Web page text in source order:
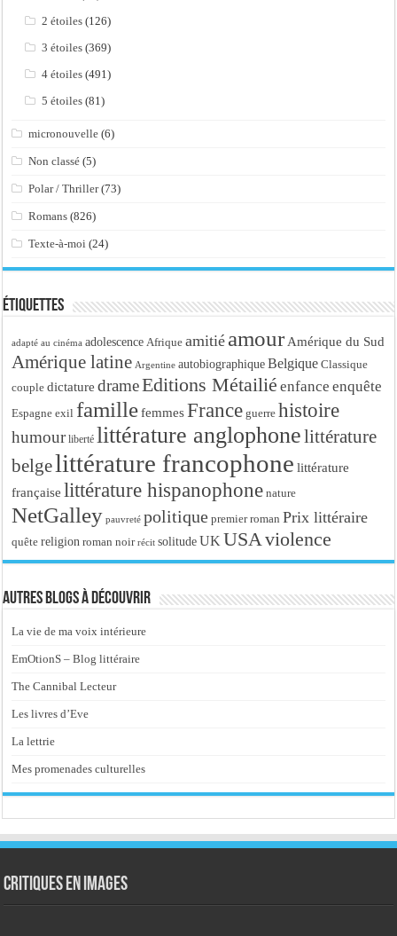
2 étoiles (126)
3 étoiles (369)
4 étoiles (491)
5 étoiles (81)
micronouvelle (6)
Non classé (5)
Polar / Thriller(73)
Romans (826)
Texte-à-moi (24)
Étiquettes
adapté au cinéma adolescence Afrique amitié amour Amérique du Sud
Amérique latine Argentine autobiographique Belgique Classique
couple dictature drameEditions Métailié enfance enquête
Espagne exil famille femmes France guerre histoire
humour liberté littérature anglophonelittérature
belgelittérature francophone littérature
française littérature hispanophone nature
NetGalley pauvreté politique premier roman Prix littéraire
quête religion roman noir récit solitude UK USA violence
Autres blogs à découvrir
La vie de ma voix intérieure
EmOtionS – Blog littéraire
The Cannibal Lecteur
Les livres d’Eve
La lettrie
Mes promenades culturelles
Critiques en images